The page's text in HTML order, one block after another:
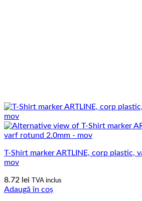
T-Shirt marker ARTLINE, corp plastic,
mov
8.72 lei TVA inclus
Adaugă în coș